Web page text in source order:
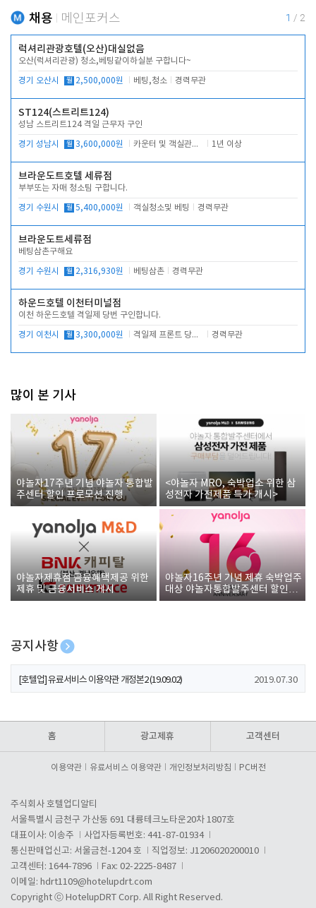
채용 메인포커스 1 / 2
럭셔리관광호텔(오산)대실없음
오산(럭셔리관광) 청소,베팅같이하실분 구합니다~
경기 오산시 월 2,500,000원 베팅,청소 경력무관
ST124(스트리트124)
성남 스트리트124 격일 근무자 구인
경기 성남시 월 3,600,000원 카운터 및 객실관리 전반 1년 이상
브라운도트호텔 세류점
부부또는 자매 청소팀 구합니다.
경기 수원시 월 5,400,000원 객실청소및 베팅 경력무관
브라운도트세류점
베팅삼촌구해요
경기 수원시 월 2,316,930원 베팅삼촌 경력무관
하운드호텔 이천터미널점
이천 하운드호텔 격일제 당번 구인합니다.
경기 이천시 월 3,300,000원 격일제 프론트 당번 업무로 주차 및 객실 점검 경력무관
많이 본 기사
야놀자17주년 기념 야놀자 통합발
주센터 할인 프로모션 진행
<야놀자 MRO, 숙박업소 위한 삼
성전자 가전제품 특가 개시>
야놀자제휴점 금융혜택제공 위한
제휴 및 금융서비스 게시
야놀자16주년 기념 제휴 숙박업주
대상 야놀자통합발주센터 할인쿠
폰 증정
공지사항
[호텔업] 개인정보 처리방침 개정본1 (19.09.02)
[호텔업] 유료서비스 이용약관 개정본2 (19.09.02) 2019.07.30
홈 광고제휴 고객센터
이용약관 유료서비스 이용약관 개인정보처리방침 PC버전
주식회사 호텔업디알티
서울특별시 금천구 가산동 691 대륭테크노타운20차 1807호
대표이사: 이송주
사업자등록번호: 441-87-01934
통신판매업신고: 서울금천-1204 호
직업정보: J1206020200010
고객센터: 1644-7896
Fax: 02-2225-8487
이메일: hdrt1109@hotelupdrt.com
Copyright ⓒ HotelupDRT Corp. All Right Reserved.